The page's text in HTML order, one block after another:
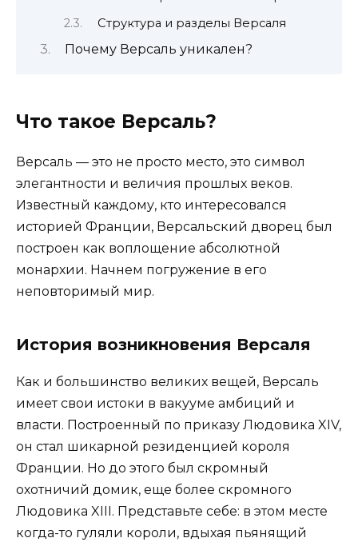
Структура и разделы Версаля
Почему Версаль уникален?
Что такое Версаль?
Версаль — это не просто место, это символ
элегантности и величия прошлых веков.
Известный каждому, кто интересовался
историей Франции, Версальский дворец был
построен как воплощение абсолютной
монархии. Начнем погружение в его
неповторимый мир.
История возникновения Версаля
Как и большинство великих вещей, Версаль
имеет свои истоки в вакууме амбиций и
власти. Построенный по приказу Людовика XIV,
он стал шикарной резиденцией короля
Франции. Но до этого был скромный
охотничий домик, еще более скромного
Людовика XIII. Представьте себе: в этом месте
когда-то гуляли короли, вдыхая пьянящий